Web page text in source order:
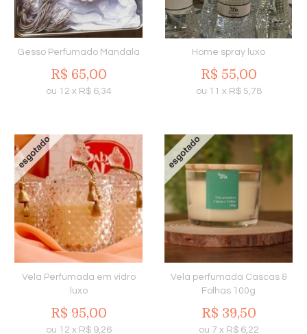
Gesso Perfumado Mandala
R$ 65,00
ou 12 x R$ 6,34
Home spray luxo
R$ 55,00
ou 11 x R$ 5,78
Vela Perfumada em vidro
luxo
R$ 95,00
ou 12 x R$ 9,26
Vela perfumada Cascas &
Folhas 100g
R$ 39,50
ou 7 x R$ 6,22